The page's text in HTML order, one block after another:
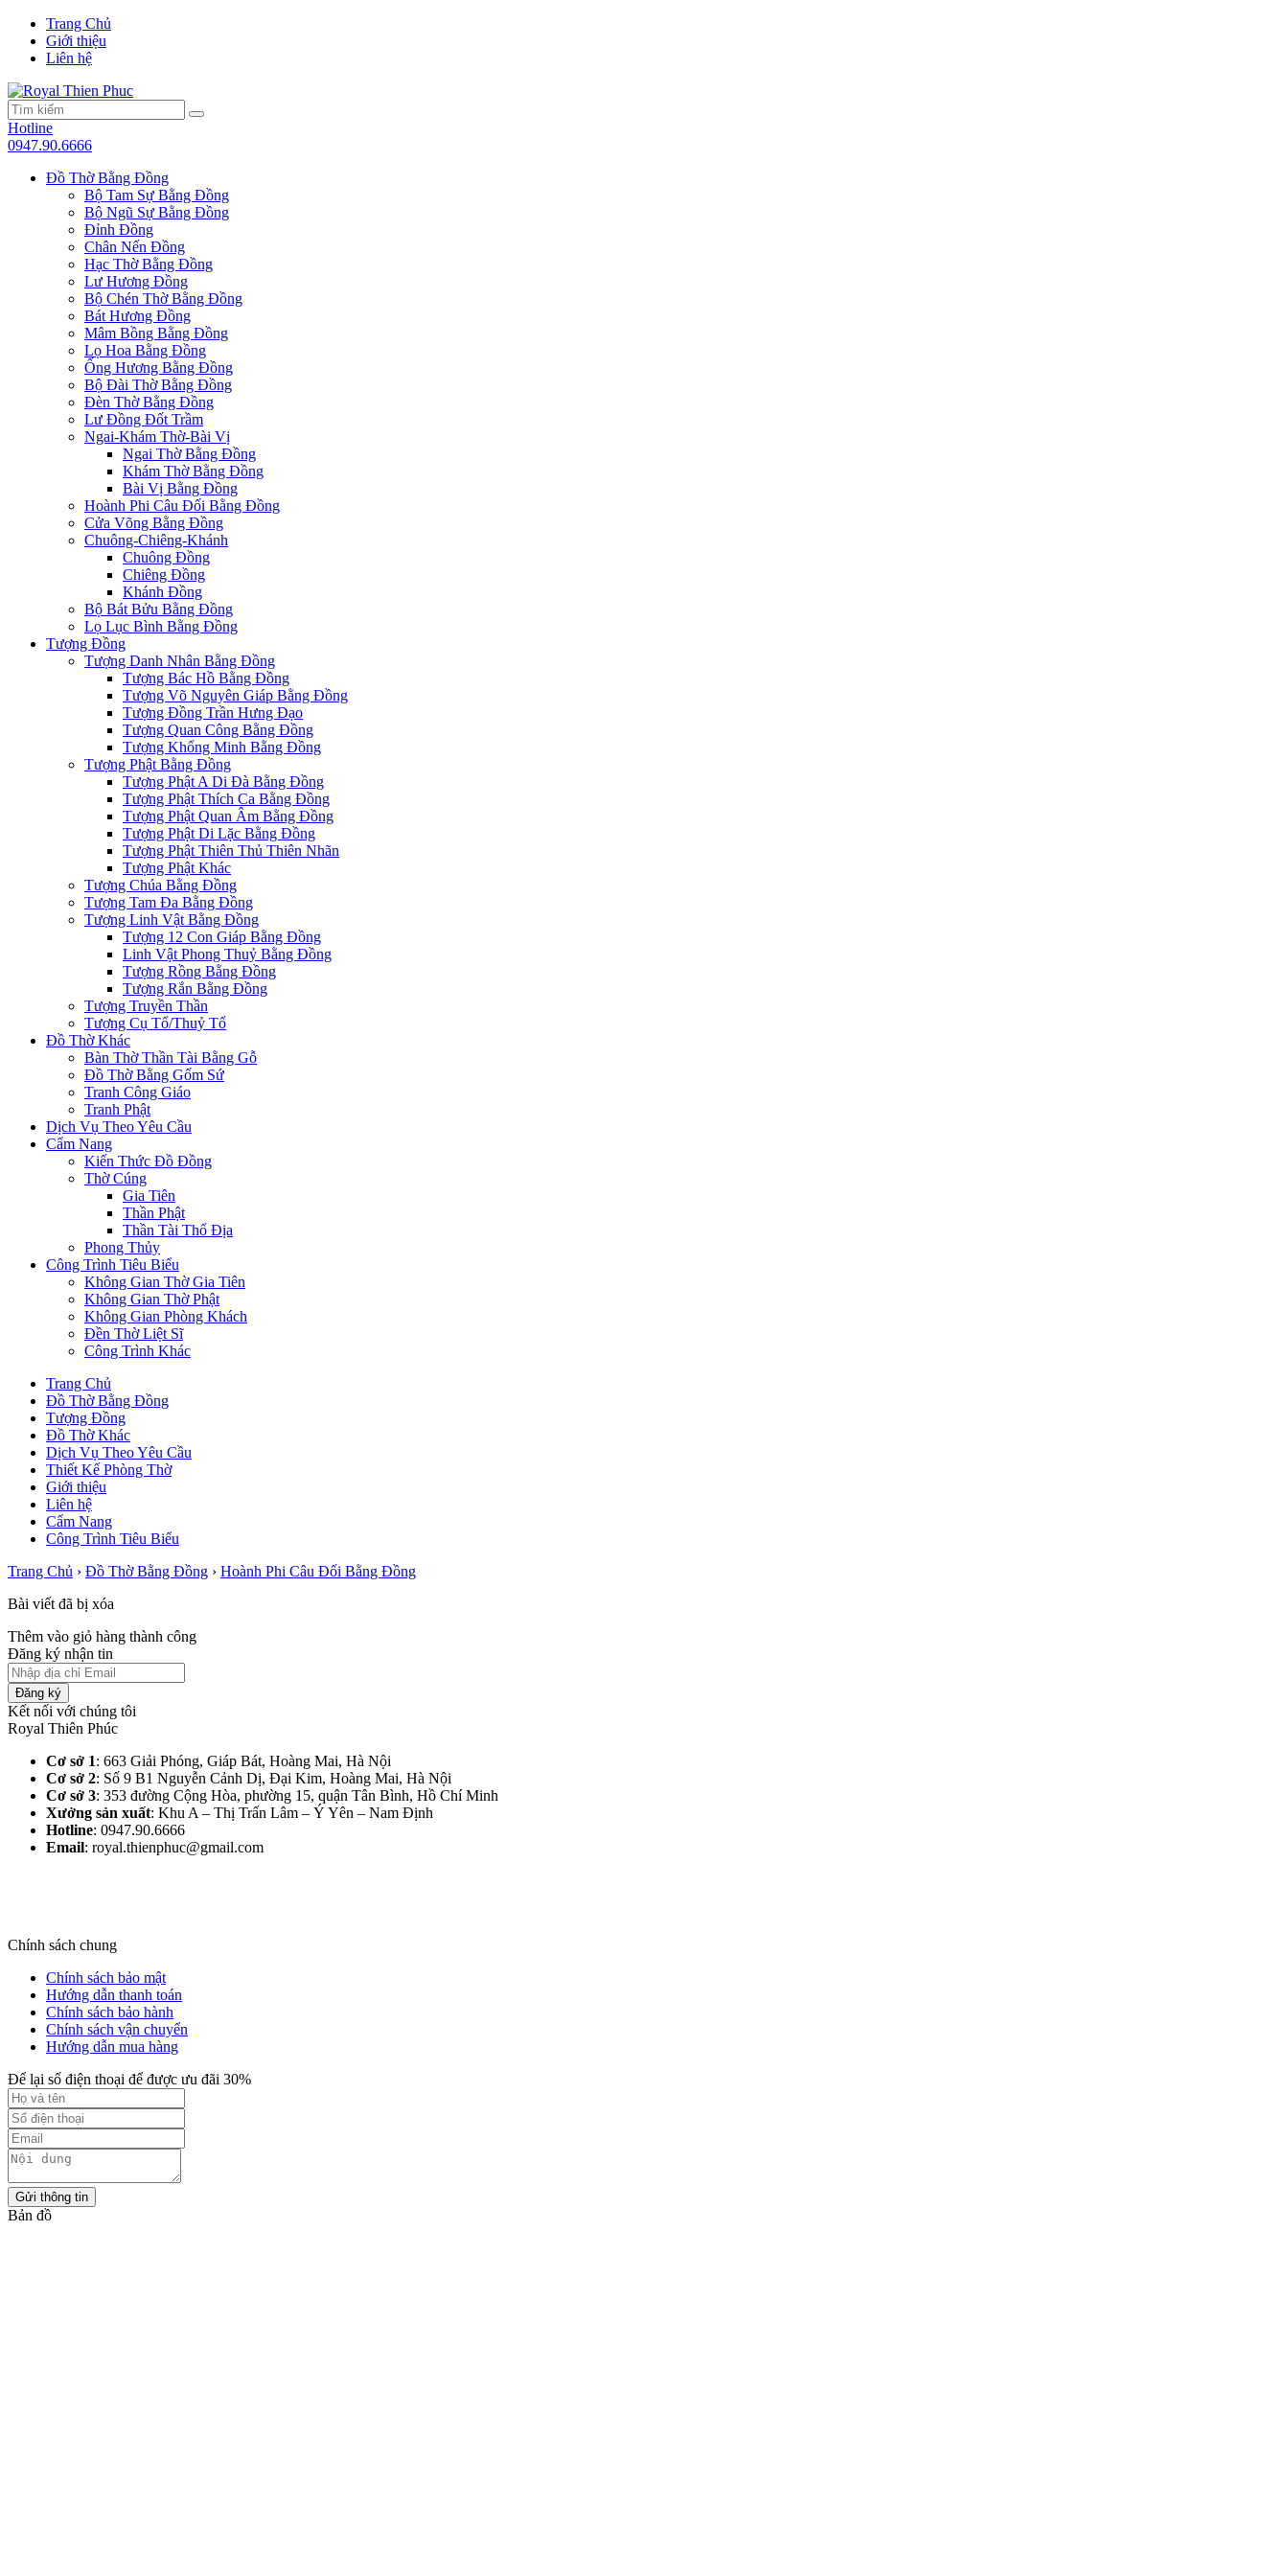
Trang Chủ
Giới thiệu
Liên hệ
Hotline
0947.90.6666
Đồ Thờ Bằng Đồng
Bộ Tam Sự Bằng Đồng
Bộ Ngũ Sự Bằng Đồng
Đỉnh Đồng
Chân Nến Đồng
Hạc Thờ Bằng Đồng
Lư Hương Đồng
Bộ Chén Thờ Bằng Đồng
Bát Hương Đồng
Mâm Bồng Bằng Đồng
Lọ Hoa Bằng Đồng
Ống Hương Bằng Đồng
Bộ Đài Thờ Bằng Đồng
Đèn Thờ Bằng Đồng
Lư Đồng Đốt Trầm
Ngai-Khám Thờ-Bài Vị
Ngai Thờ Bằng Đồng
Khám Thờ Bằng Đồng
Bài Vị Bằng Đồng
Hoành Phi Câu Đối Bằng Đồng
Cửa Võng Bằng Đồng
Chuông-Chiêng-Khánh
Chuông Đồng
Chiêng Đồng
Khánh Đồng
Bộ Bát Bửu Bằng Đồng
Lọ Lục Bình Bằng Đồng
Tượng Đồng
Tượng Danh Nhân Bằng Đồng
Tượng Bác Hồ Bằng Đồng
Tượng Võ Nguyên Giáp Bằng Đồng
Tượng Đồng Trần Hưng Đạo
Tượng Quan Công Bằng Đồng
Tượng Khổng Minh Bằng Đồng
Tượng Phật Bằng Đồng
Tượng Phật A Di Đà Bằng Đồng
Tượng Phật Thích Ca Bằng Đồng
Tượng Phật Quan Âm Bằng Đồng
Tượng Phật Di Lặc Bằng Đồng
Tượng Phật Thiên Thủ Thiên Nhãn
Tượng Phật Khác
Tượng Chúa Bằng Đồng
Tượng Tam Đa Bằng Đồng
Tượng Linh Vật Bằng Đồng
Tượng 12 Con Giáp Bằng Đồng
Linh Vật Phong Thuỷ Bằng Đồng
Tượng Rồng Bằng Đồng
Tượng Rắn Bằng Đồng
Tượng Truyền Thần
Tượng Cụ Tổ/Thuỷ Tổ
Đồ Thờ Khác
Bàn Thờ Thần Tài Bằng Gỗ
Đồ Thờ Bằng Gốm Sứ
Tranh Công Giáo
Tranh Phật
Dịch Vụ Theo Yêu Cầu
Cẩm Nang
Kiến Thức Đồ Đồng
Thờ Cúng
Gia Tiên
Thần Phật
Thần Tài Thổ Địa
Phong Thủy
Công Trình Tiêu Biểu
Không Gian Thờ Gia Tiên
Không Gian Thờ Phật
Không Gian Phòng Khách
Đền Thờ Liệt Sĩ
Công Trình Khác
Trang Chủ
Đồ Thờ Bằng Đồng
Tượng Đồng
Đồ Thờ Khác
Dịch Vụ Theo Yêu Cầu
Thiết Kế Phòng Thờ
Giới thiệu
Liên hệ
Cẩm Nang
Công Trình Tiêu Biểu
Trang Chủ › Đồ Thờ Bằng Đồng › Hoành Phi Câu Đối Bằng Đồng
Bài viết đã bị xóa
Thêm vào giỏ hàng thành công
Đăng ký nhận tin
Đăng ký
Kết nối với chúng tôi
Royal Thiên Phúc
Cơ sở 1: 663 Giải Phóng, Giáp Bát, Hoàng Mai, Hà Nội​
Cơ sở 2: Số 9 B1 Nguyễn Cảnh Dị, Đại Kim, Hoàng Mai, Hà Nội​
Cơ sở 3: 353 đường Cộng Hòa, phường 15, quận Tân Bình, Hồ Chí Minh
Xưởng sản xuất: Khu A – Thị Trấn Lâm – Ý Yên – Nam Định​
Hotline: 0947.90.6666
Email: royal.thienphuc@gmail.com
Chính sách chung
Chính sách bảo mật
Hướng dẫn thanh toán
Chính sách bảo hành
Chính sách vận chuyển
Hướng dẫn mua hàng
Để lại số điện thoại để được ưu đãi 30%
Gửi thông tin
Bản đồ